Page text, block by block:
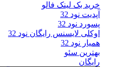
خرید بک لینک فالو
آپدیت نود 32
پسورد نود 32
اوکلی لایسنس رایگان نود 32
همیار نود 32
بهترین سئو
رایگان